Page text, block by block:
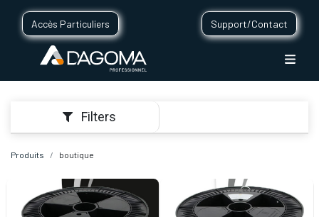
Accès Particuliers Support/Contact
Filters
Produits boutique